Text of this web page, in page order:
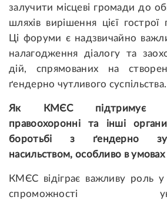
залучити місцеві громади до
шляхів вирішення цієї
Ці форуми є надзвичайно
налагодження діалогу та
дій, спрямованих на
ґендерно чутливого суспільства.
Як КМЄС підтримує
правоохоронні та інші
боротьбі з ґендерно
насильством, особливо в умовах
КМЄС відіграє важливу роль у
спроможності